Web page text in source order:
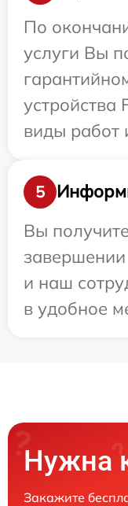
По
услуги Вы
устройства
виды работ
5
Вы
и наш
в удобное
Нужна
Закажите